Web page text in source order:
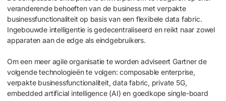
veranderende behoeften van de business met verpakte
businessfunctionaliteit op basis van een flexibele data fabric.
Ingebouwde intelligentie is gedecentraliseerd en reikt naar zowel
apparaten aan de edge als eindgebruikers.
Om een meer agile organisatie te worden adviseert Gartner de
volgende technologieën te volgen: composable enterprise,
verpakte businessfunctionaliteit, data fabric, private 5G,
embedded artificial intelligence (AI) en goedkope single-board